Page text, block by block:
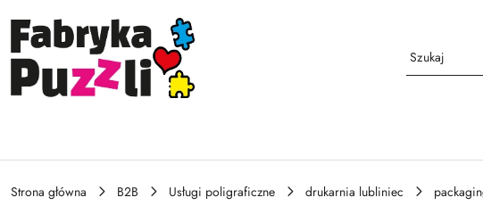
Przejdź do treści głównej
Przejdź do wyszukiwarki
Przejdź do moje konto
Przejdź do menu głównego
Przejdź do stopki
Strona główna B2B Usługi poligraficzne drukarnia lubliniec